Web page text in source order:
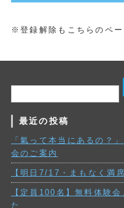
※登録解除もこちらのペー
最近の投稿
「氣って本当にあるの？
会のご案内
【明日7/17・まもなく満
【定員100名】無料体験
た